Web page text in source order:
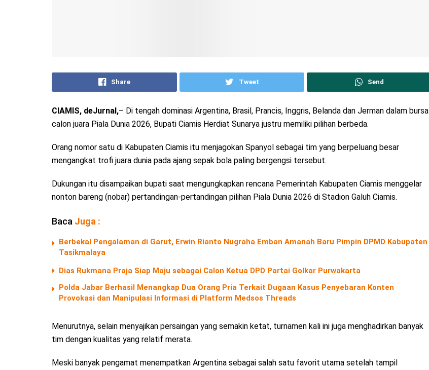
Share Tweet Send
CIAMIS, deJurnal,– Di tengah dominasi Argentina, Brasil, Prancis, Inggris, Belanda dan Jerman dalam bursa
calon juara Piala Dunia 2026, Bupati Ciamis Herdiat Sunarya justru memiliki pilihan berbeda.
Orang nomor satu di Kabupaten Ciamis itu menjagokan Spanyol sebagai tim yang berpeluang besar
mengangkat trofi juara dunia pada ajang sepak bola paling bergengsi tersebut.
Dukungan itu disampaikan bupati saat mengungkapkan rencana Pemerintah Kabupaten Ciamis menggelar
nonton bareng (nobar) pertandingan-pertandingan pilihan Piala Dunia 2026 di Stadion Galuh Ciamis.
Baca Juga :
Berbekal Pengalaman di Garut, Erwin Rianto Nugraha Emban Amanah Baru Pimpin DPMD Kabupaten
Tasikmalaya
Dias Rukmana Praja Siap Maju sebagai Calon Ketua DPD Partai Golkar Purwakarta
Polda Jabar Berhasil Menangkap Dua Orang Pria Terkait Dugaan Kasus Penyebaran Konten
Provokasi dan Manipulasi Informasi di Platform Medsos Threads
Menurutnya, selain menyajikan persaingan yang semakin ketat, turnamen kali ini juga menghadirkan banyak
tim dengan kualitas yang relatif merata.
Meski banyak pengamat menempatkan Argentina sebagai salah satu favorit utama setelah tampil